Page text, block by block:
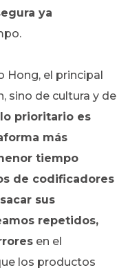
ya
Hong, el principal
sino de cultura y de
lo prioritario es
más
tiempo
de codificadores
sus
repetidos,
en el
los productos